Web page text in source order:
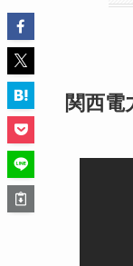
関西電